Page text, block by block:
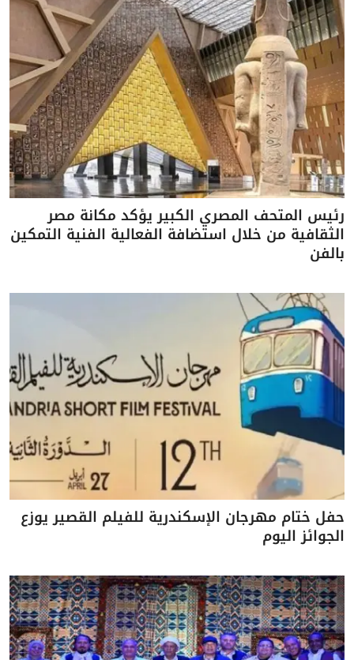
رئيس المتحف المصري الكبير يؤكد مكانة مصر
الثقافية من خلال استضافة الفعالية الفنية التمكين
بالفن
حفل ختام مهرجان الإسكندرية للفيلم القصير يوزع
الجوائز اليوم